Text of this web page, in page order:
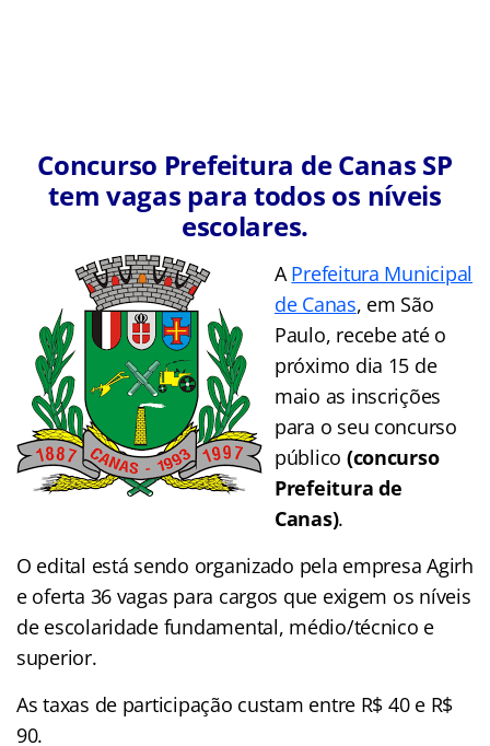
Concurso Prefeitura de Canas SP
tem vagas para todos os níveis
escolares.
APrefeitura Municipal
de Canas, em São
Paulo, recebe até o
próximo dia 15 de
maio as inscrições
para o seu concurso
público (concurso
Prefeitura de
Canas).
O edital está sendo organizado pela empresa Agirh
e oferta 36 vagas para cargos que exigem os níveis
de escolaridade fundamental, médio/técnico e
superior.
As taxas de participação custam entre R$ 40 e R$
90.